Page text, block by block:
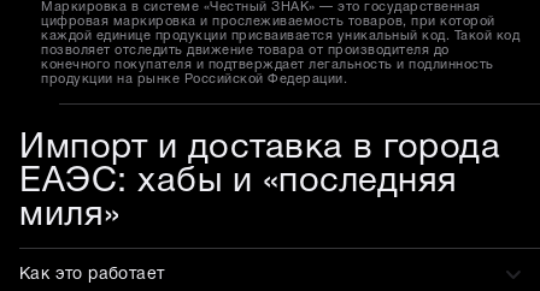
Маркировка в системе «Честный ЗНАК» — это государственная
цифровая маркировка и прослеживаемость товаров, при которой
каждой единице продукции присваивается уникальный код. Такой код
позволяет отследить движение товара от производителя до
конечного покупателя и подтверждает легальность и подлинность
продукции на рынке Российской Федерации.
Импорт и доставка в города
ЕАЭС: хабы и «последняя
миля»
Как это работает